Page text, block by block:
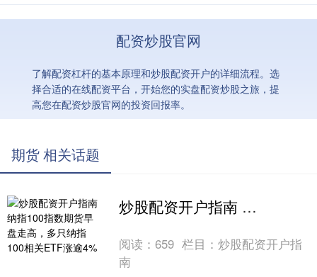
配资炒股官网
了解配资杠杆的基本原理和炒股配资开户的详细流程。选
择合适的在线配资平台，开始您的实盘配资炒股之旅，提
高您在配资炒股官网的投资回报率。
期货 相关话题
炒股配资开户指南 纳指100指数期货早盘走高，多只纳指100相关ETF涨逾4%
阅读：659 栏目：炒股配资开户指
南